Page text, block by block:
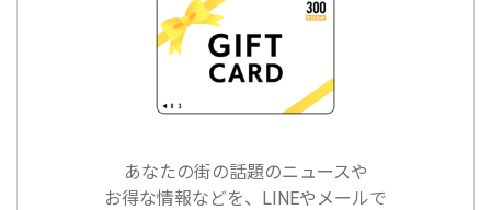
あなたの街の話題のニュースや
お得な情報などを、LINEやメールで